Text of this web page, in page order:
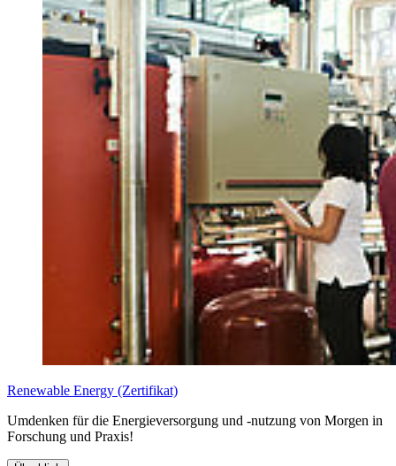
Kursbeispiele:Foundations for Innovation, Innovation
Management: Advanced Topics & Frameworks, Sustainable
Innovation
Schwerpunkt : Innovations management, Digital Innovation, Data
Science & AI for Business, Sustainability
International z.B. Changemanagement,
Projektmanagement, Produkt- und Servicemanagement, Beratung,
Digital Transformation Management
Renewable Energy (Zertifikat)
Umdenken für die Energieversorgung und -nutzung von Morgen in
Forschung und Praxis!